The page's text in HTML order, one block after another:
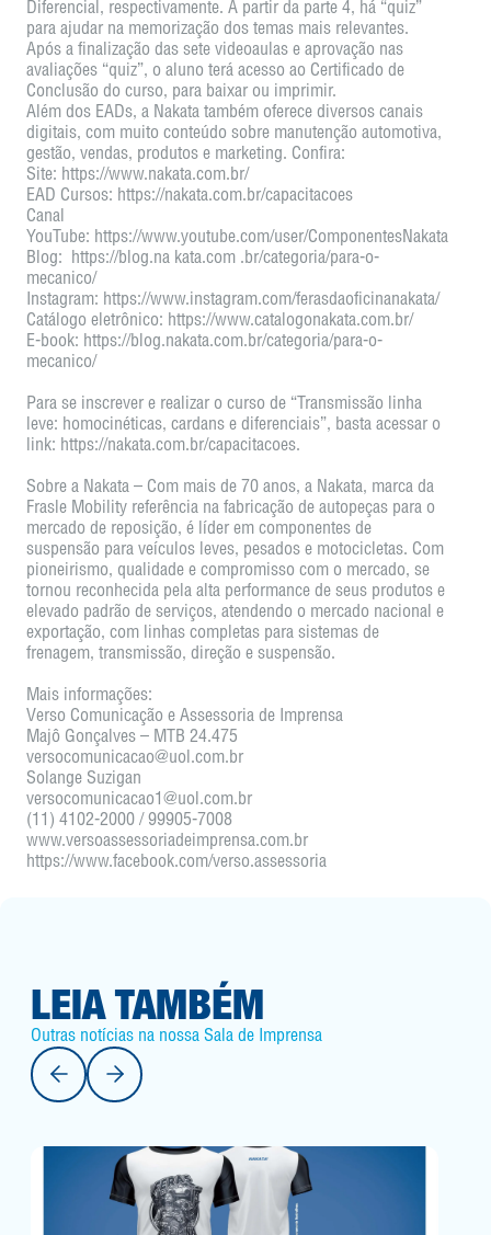
Diferencial, respectivamente. A partir da parte 4, há “quiz”
para ajudar na memorização dos temas mais relevantes.
Após a finalização das sete videoaulas e aprovação nas
avaliações “quiz”, o aluno terá acesso ao Certificado de
Conclusão do curso, para baixar ou imprimir.
Além dos EADs, a Nakata também oferece diversos canais
digitais, com muito conteúdo sobre manutenção automotiva,
gestão, vendas, produtos e marketing. Confira:
Site: https://www.nakata.com.br/
EAD Cursos: https://nakata.com.br/capacitacoes
Canal
YouTube: https://www.youtube.com/user/ComponentesNakata
Blog: https://blog.na kata.com .br/categoria/para-o-
mecanico/
Instagram: https://www.instagram.com/ferasdaoficinanakata/
Catálogo eletrônico: https://www.catalogonakata.com.br/
E-book: https://blog.nakata.com.br/categoria/para-o-
mecanico/
Para se inscrever e realizar o curso de “Transmissão linha
leve: homocinéticas, cardans e diferenciais”, basta acessar o
link: https://nakata.com.br/capacitacoes.
Sobre a Nakata – Com mais de 70 anos, a Nakata, marca da
Frasle Mobility referência na fabricação de autopeças para o
mercado de reposição, é líder em componentes de
suspensão para veículos leves, pesados e motocicletas. Com
pioneirismo, qualidade e compromisso com o mercado, se
tornou reconhecida pela alta performance de seus produtos e
elevado padrão de serviços, atendendo o mercado nacional e
exportação, com linhas completas para sistemas de
frenagem, transmissão, direção e suspensão.
Mais informações:
Verso Comunicação e Assessoria de Imprensa
Majô Gonçalves – MTB 24.475
versocomunicacao@uol.com.br
Solange Suzigan
versocomunicacao1@uol.com.br
(11) 4102-2000 / 99905-7008
www.versoassessoriadeimprensa.com.br
https://www.facebook.com/verso.assessoria
LEIA TAMBÉM
Outras notícias na nossa Sala de Imprensa